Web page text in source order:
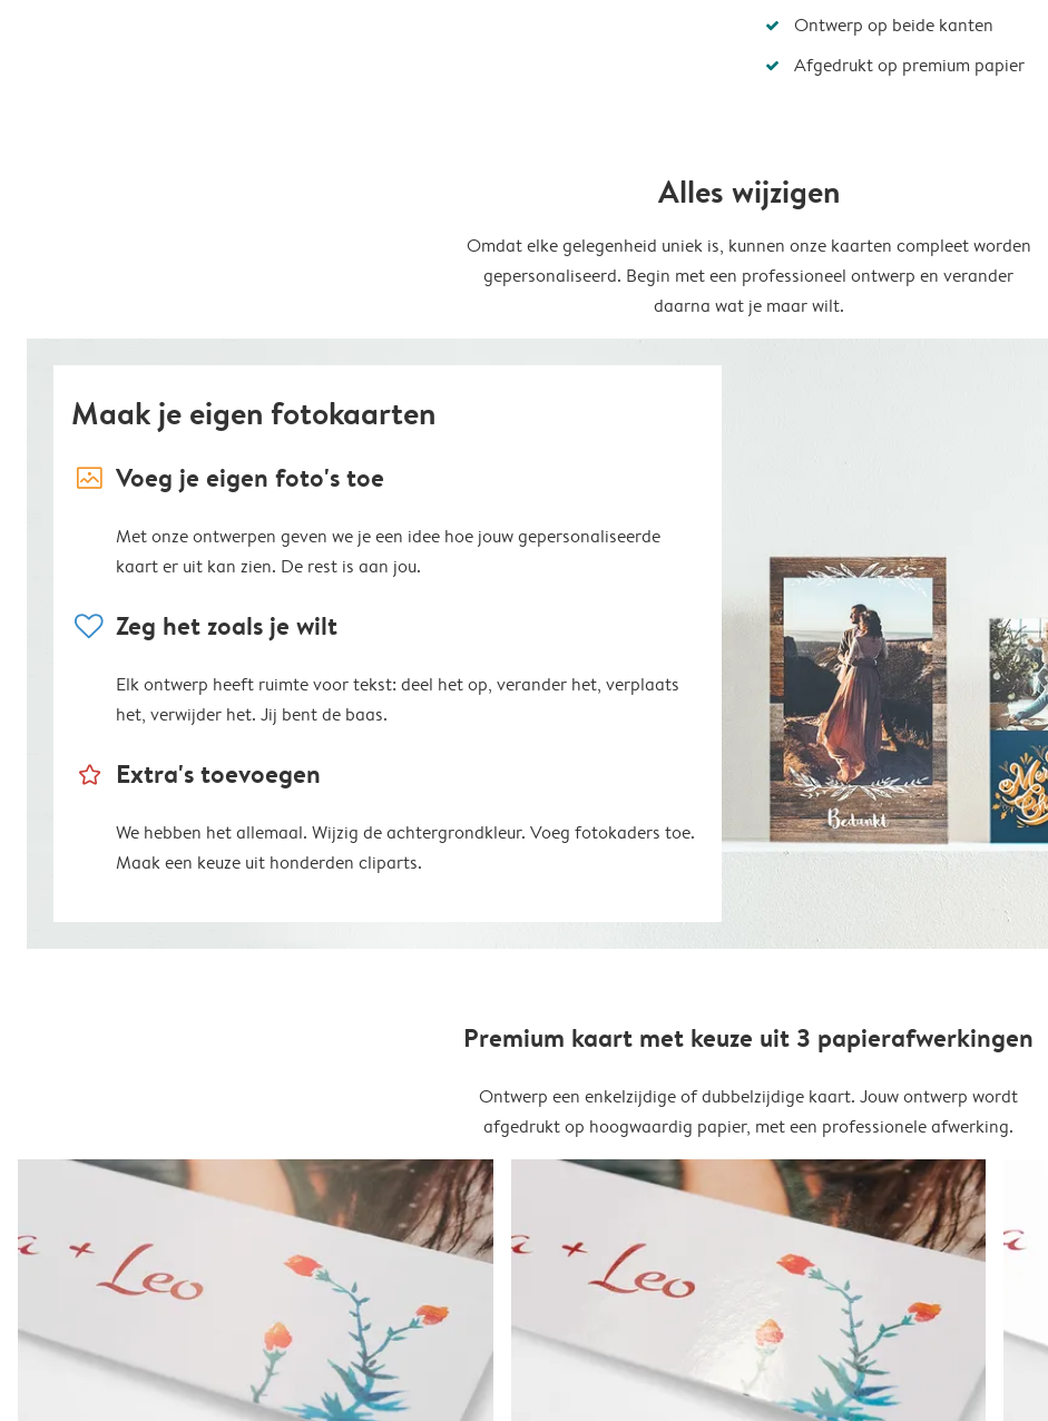
Ontwerp op beide kanten
Afgedrukt op premium papier
Alles wijzigen
Omdat elke gelegenheid uniek is, kunnen onze kaarten compleet worden
gepersonaliseerd. Begin met een professioneel ontwerp en verander
daarna wat je maar wilt.
Maak je eigen fotokaarten
image_placeholder Voeg je eigen foto's toe
Met onze ontwerpen geven we je een idee hoe jouw gepersonaliseerde
kaart er uit kan zien. De rest is aan jou.
heart Zeg het zoals je wilt
Elk ontwerp heeft ruimte voor tekst: deel het op, verander het, verplaats
het, verwijder het. Jij bent de baas.
star_outline Extra's toevoegen
We hebben het allemaal. Wijzig de achtergrondkleur. Voeg fotokaders toe.
Maak een keuze uit honderden cliparts.
Premium kaart met keuze uit 3 papierafwerkingen
Ontwerp een enkelzijdige of dubbelzijdige kaart. Jouw ontwerp wordt
afgedrukt op hoogwaardig papier, met een professionele afwerking.